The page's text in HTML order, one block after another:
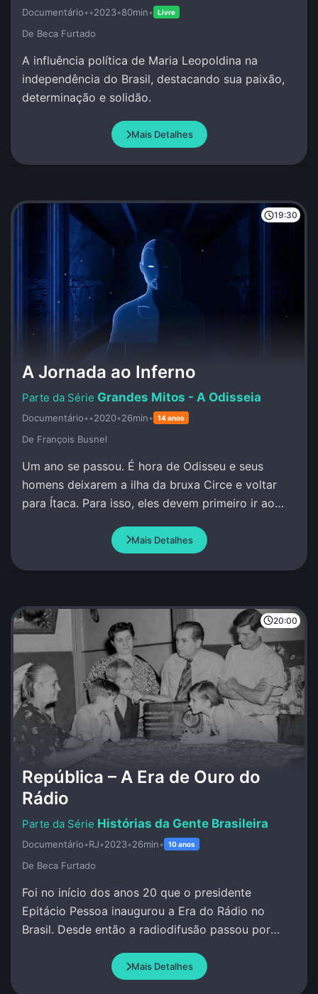
Documentário••2023•80min• Livre
De Beca Furtado
A influência política de Maria Leopoldina na
independência do Brasil, destacando sua paixão,
determinação e solidão.
Mais Detalhes
19:30
A Jornada ao Inferno
Grandes Mitos - A Odisseia
Documentário••2020•26min• 14 anos
De François Busnel
Um ano se passou. É hora de Odisseu e seus
homens deixarem a ilha da bruxa Circe e voltar
para Ítaca. Para isso, eles devem primeiro ir ao
Mais Detalhes
20:00
República – A Era de Ouro do
Rádio
Histórias da Gente Brasileira
Documentário•RJ•2023•26min• 10 anos
De Beca Furtado
Foi no início dos anos 20 que o presidente
Epitácio Pessoa inaugurou a Era do Rádio no
Brasil. Desde então a radiodifusão passou por
Mais Detalhes